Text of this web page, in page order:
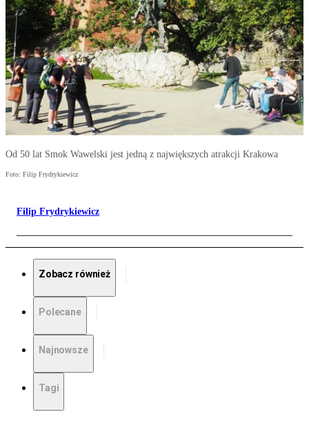
Od 50 lat Smok Wawelski jest jedną z największych atrakcji Krakowa
Foto: Filip Frydrykiewicz
Filip Frydrykiewicz
Zobacz również
Polecane
Najnowsze
Tagi